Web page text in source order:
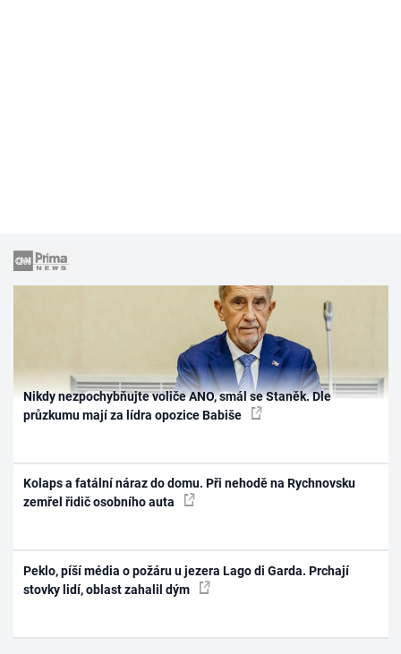
Nikdy nezpochybňujte voliče ANO, smál se Staněk. Dle
průzkumu mají za lídra opozice Babiše
Kolaps a fatální náraz do domu. Při nehodě na Rychnovsku
zemřel řidič osobního auta
Peklo, píší média o požáru u jezera Lago di Garda. Prchají
stovky lidí, oblast zahalil dým